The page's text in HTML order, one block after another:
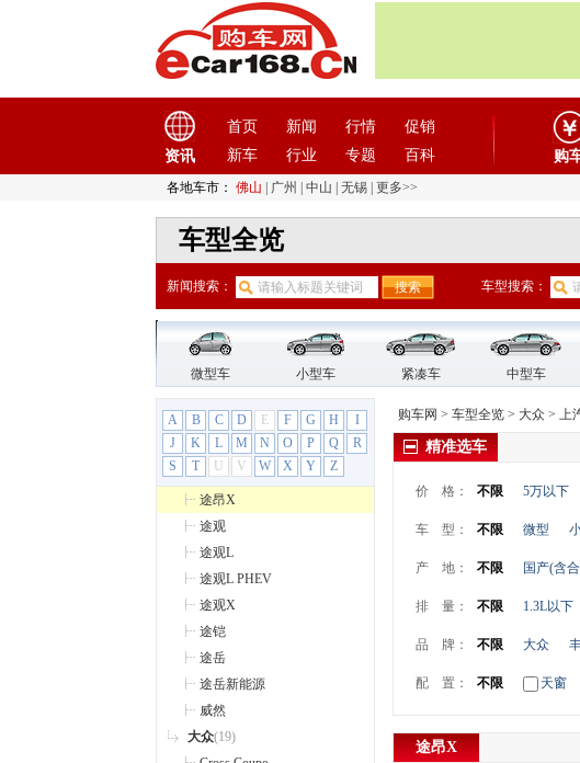
资讯
首页 新闻 行情
促销
新车
行业 专题 百科 购
各地车市： 佛山 广州 中山 无锡 更多>>
车型全览
新闻搜索： 车型搜索：
微型车 小型车 紧凑车 中型车
A B C D E F G H
I
J
K L M N O P Q
R
S
T U V W X Y Z
蔚领
一汽-大众CC
ID.4 X
ID.6 X
POLO
朗境
朗行
朗逸
凌渡
帕萨特
桑塔纳
途安
途昂
途昂X
途观
途观L
途观L PHEV
途观X
途铠
途岳
途岳新能源
威然
大众(19)
购车网 > 车型全览 > 大众 > 上
精准选车
价 格： 不限 5万以下
车 型： 不限 微型
产 地： 不限 国产(含
排 量： 不限 1.3L以下
品 牌： 不限 大众
配 置： 不限 天窗
途昂X